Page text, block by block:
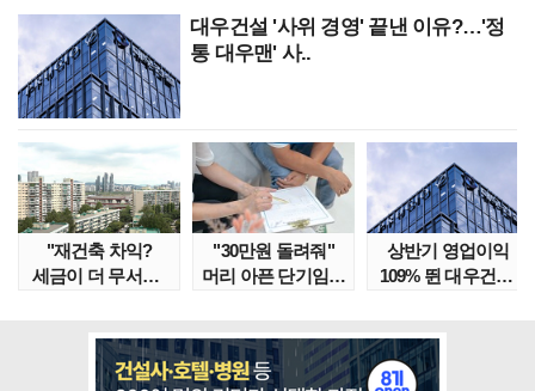
대우건설 '사위 경영' 끝낸 이유?…'정
통 대우맨' 사..
"재건축 차익?
세금이 더 무서워"
"30만원 돌려줘"
머리 아픈 단기임대
상반기 영업이익
109% 뛴 대우건설,